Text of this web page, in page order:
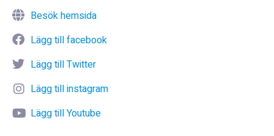
Besök hemsida
Lägg till facebook
Lägg till Twitter
Lägg till instagram
Lägg till Youtube